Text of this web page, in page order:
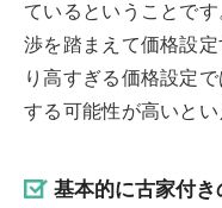
ているということで
渉を踏まえて価格設
り高すぎる価格設定
する可能性が高いとい
基本的に古家付